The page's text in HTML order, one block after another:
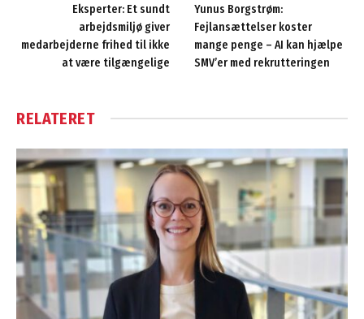
Eksperter: Et sundt
arbejdsmiljø giver
medarbejderne frihed til ikke
at være tilgængelige
Yunus Borgstrøm:
Fejlansættelser koster
mange penge – AI kan hjælpe
SMV’er med rekrutteringen
RELATERET